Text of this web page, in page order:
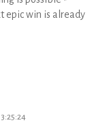
epic win is already